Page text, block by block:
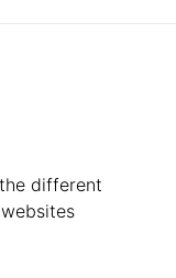
different